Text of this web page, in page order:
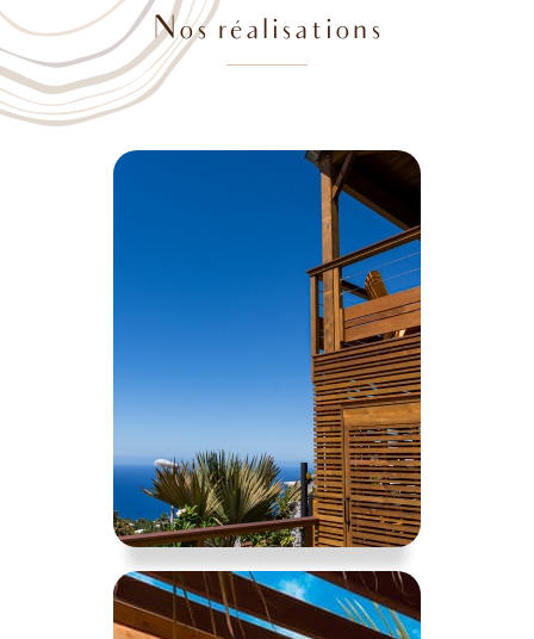
Nos réalisations